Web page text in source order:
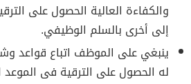
والكفاءة العالية الحصول على
إلى أخرى بالسلم الوظيفي.
ينبغي على الموظف اتباع قواعد
له الحصول على الترقية فى الموعد